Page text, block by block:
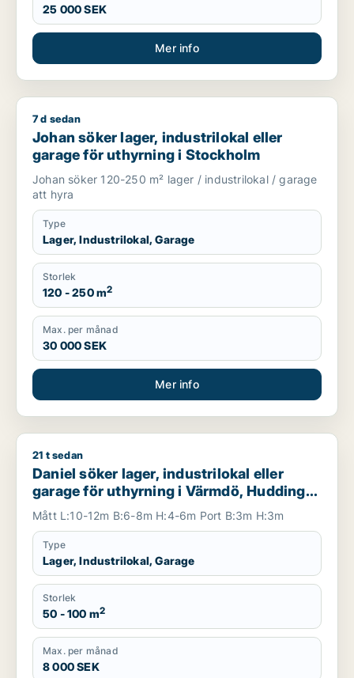
25 000 SEK
Mer info
Johan söker lager, industrilokal eller garage för uthyrning i
7 d sedan
Johan söker lager, industrilokal eller
garage för uthyrning i Stockholm
Johan söker 120-250 m² lager / industrilokal / garage
att hyra
Type
Lager, Industrilokal, Garage
Storlek
120 - 250 m2
Max. per månad
30 000 SEK
Mer info
Daniel söker lager, industrilokal eller garage för uthyrning i
21 t sedan
Daniel söker lager, industrilokal eller
garage för uthyrning i Värmdö, Huddinge
eller Botkyrka m.fl.
Mått L:10-12m B:6-8m H:4-6m Port B:3m H:3m
Type
Lager, Industrilokal, Garage
Storlek
50 - 100 m2
Max. per månad
8 000 SEK